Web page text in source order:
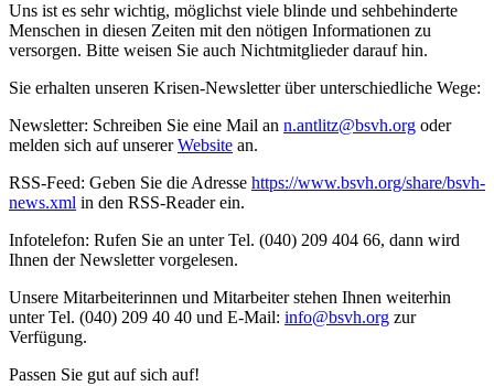
Uns ist es sehr wichtig, möglichst viele blinde und sehbehinderte
Menschen in diesen Zeiten mit den nötigen Informationen zu
versorgen. Bitte weisen Sie auch Nichtmitglieder darauf hin.
Sie erhalten unseren Krisen-Newsletter über unterschiedliche Wege:
Newsletter: Schreiben Sie eine Mail an n.antlitz@bsvh.org oder
melden sich auf unsererWebsite an.
RSS-Feed: Geben Sie die Adresse https://www.bsvh.org/share/bsvh-
news.xml in den RSS-Reader ein.
Infotelefon: Rufen Sie an unter Tel. (040) 209 404 66, dann wird
Ihnen der Newsletter vorgelesen.
Unsere Mitarbeiterinnen und Mitarbeiter stehen Ihnen weiterhin
unter Tel. (040) 209 40 40 und E-Mail: info@bsvh.org zur
Verfügung.
Passen Sie gut auf sich auf!